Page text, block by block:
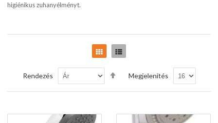
higiénikus zuhanyélményt.
Rács Lista
Rendezés
Csökkenő
sorrendbe
Megjelenítés